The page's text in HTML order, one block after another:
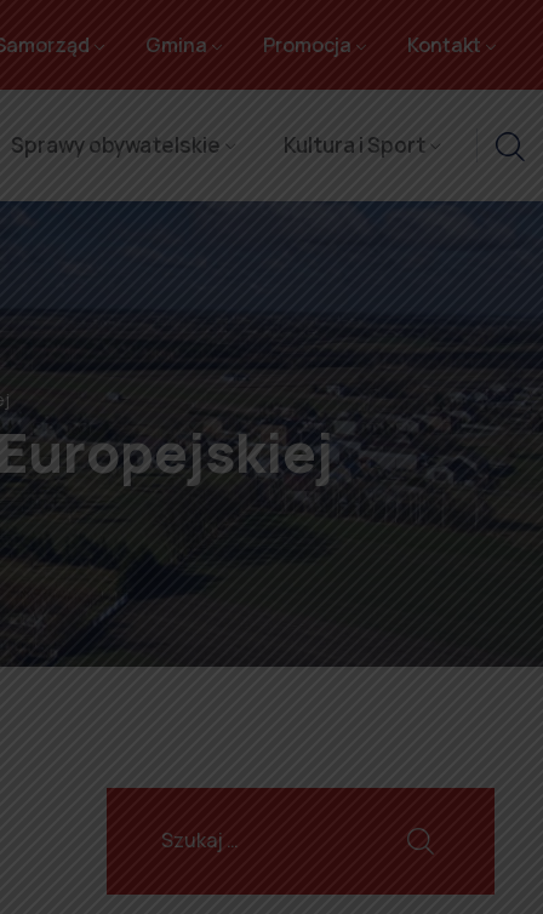
Gmina Promocja Kontakt
Sprawy obywatelskie Kultura i Sport